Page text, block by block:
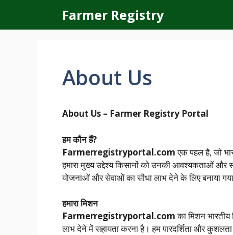
content
Farmer Registry
About Us
About Us – Farmer Registry Portal
हम कौन हैं?
Farmerregistryportal.comएक पहल है, जो
हमारा मुख्य उद्देश्य किसानों को उनकी आवश्यकताओं और
योजनाओं और सेवाओं का सीधा लाभ देने के लिए बनाया
हमारा मिशन
Farmerregistryportal.comका मिशन
लाभ देने में सहायता करना है। हम पारदर्शिता और